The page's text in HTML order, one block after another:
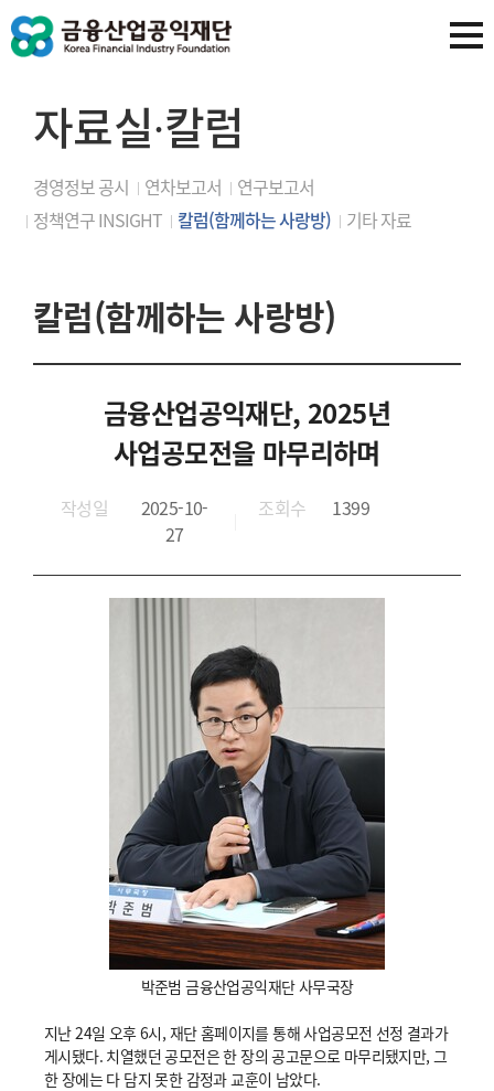
자료실∙칼럼
경영정보 공시 연차보고서
연구보고서
정책연구 INSIGHT
칼럼(함께하는 사랑방) 기타 자료
칼럼(함께하는 사랑방)
금융산업공익재단, 2025년
사업공모전을 마무리하며
작성일
2025-10-
27
조회수 1399
박준범 금융산업공익재단 사무국장
지난 24일 오후 6시, 재단 홈페이지를 통해 사업공모전 선정 결과가
게시됐다. 치열했던 공모전은 한 장의 공고문으로 마무리됐지만, 그
한 장에는 다 담지 못한 감정과 교훈이 남았다.